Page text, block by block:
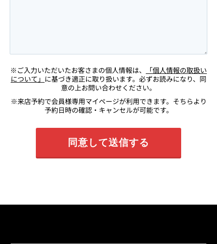
※ご入力いただいたお客さまの個人情報は、
「個人情報の取扱い
について」 に基づき適正に取り扱います。必ずお読みになり、同
意の上お問い合わせください。
※来店予約で会員様専用マイページが利用できます。そちらより
予約日時の確認・キャンセルが可能です。